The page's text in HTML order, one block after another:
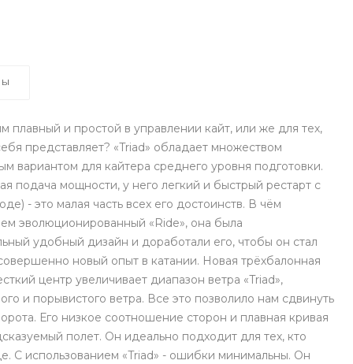
плавный и простой в управлении кайт, или же для тех,
представляет? «Triad» обладает множеством
вариантом для кайтера среднего уровня подготовки.
подача мощности, у него легкий и быстрый рестарт с
- это малая часть всех его достоинств. В чём
эволюционированный «Ride», она была
удобный дизайн и доработали его, чтобы он стал
новый опыт в катании. Новая трёхбалонная
центр увеличивает диапазон ветра «Triad»,
и порывистого ветра. Все это позволило нам сдвинуть
Его низкое соотношение сторон и плавная кривая
полет. Он идеально подходит для тех, кто
С использованием «Triad» - ошибки минимальны. Он